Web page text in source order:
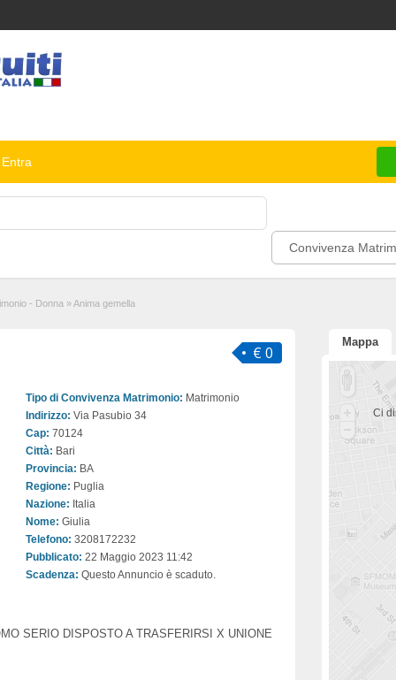
Entra
Convivenza
- Donna »Anima gemella
€ 0
Tipo di Convivenza Matrimonio: Matrimonio
Indirizzo: Via Pasubio 34
Cap: 70124
Città: Bari
Provincia: BA
Regione: Puglia
Nazione: Italia
Nome: Giulia
Telefono: 3208172232
Pubblicato: 22 Maggio 2023 11:42
Scadenza: Questo Annuncio è scaduto.
SERIO DISPOSTO A TRASFERIRSI X UNIONE
Mappa
Ci